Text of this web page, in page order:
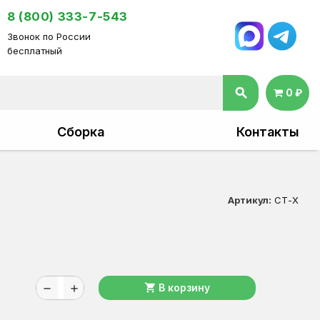
8 (800) 333-7-543
Звонок по России
бесплатный
search 0 ₽
Сборка Контакты
Артикул: СТ-Х
remove add shopping_cart В корзину